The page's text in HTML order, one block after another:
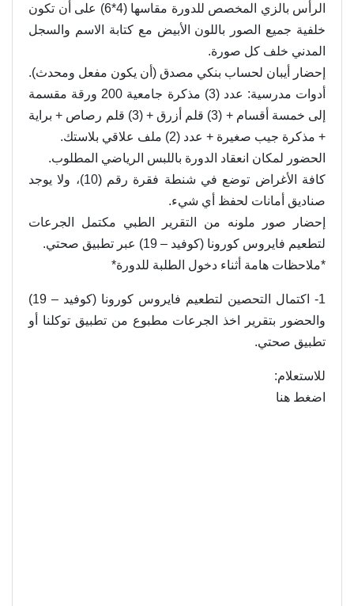
الرأس بالزي المخصص للدورة مقاسها (4*6) على أن تكون
خلفية جميع الصور باللون الأبيض مع كتابة الاسم والسجل
المدني خلف كل صورة.
إحضار أيبان لحساب بنكي مصدق (أن يكون مفعل ومحدث).
أدوات مدرسية: عدد (3) مذكرة جامعية 200 ورقة مقسمة
إلى خمسة أقسام + (3) قلم أزرق + (3) قلم رصاص + براية
+ مذكرة جيب صغيرة + عدد (2) ملف علاقي بلاستك.
الحضور لمكان انعقاد الدورة باللبس الرياضي المطلوب.
كافة الأغراض توضع في شنطة فقرة رقم (10)، ولا يوجد
صناديق أمانات لحفظ أي شيء.
إحضار صور ملونه من التقرير الطبي مكتمل الجرعات
لتطعيم فايروس كورونا (كوفيد – 19) عبر تطبيق صحتي.
*ملاحظات هامة أثناء دخول الطلبة للدورة*
1- اكتمال التحصين لتطعيم فايروس كورونا (كوفيد – 19)
والحضور بتقرير اخذ الجرعات مطبوع من تطبيق توكلنا أو
تطبيق صحتي.
للاستعلام:
اضغط هنا